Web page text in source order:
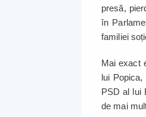
presă,
în
familiei
Mai exact
lui
PSD al lui
de mai